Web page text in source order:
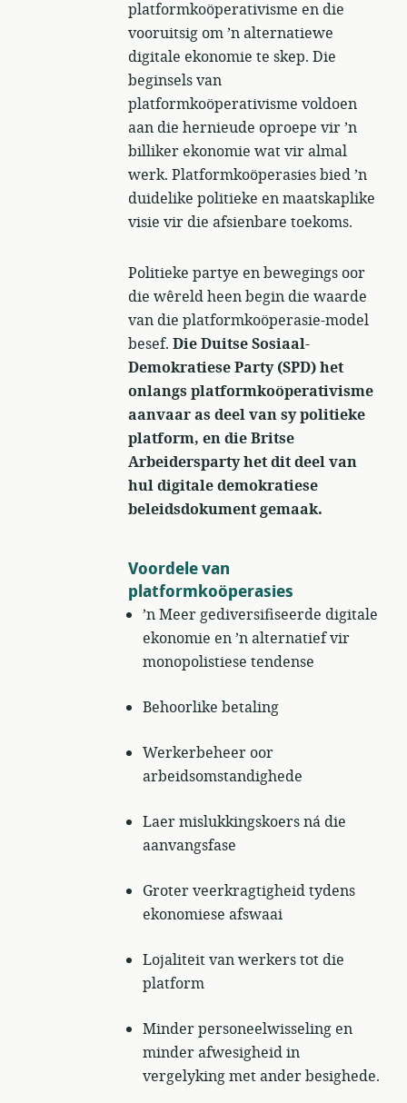
platformkoöperativisme en die
vooruitsig om ’n alternatiewe
digitale ekonomie te skep. Die
beginsels van
platformkoöperativisme voldoen
aan die hernieude oproepe vir ’n
billiker ekonomie wat vir almal
werk. Platformkoöperasies bied ’n
duidelike politieke en maatskaplike
visie vir die afsienbare toekoms.
Politieke partye en bewegings oor
die wêreld heen begin die waarde
van die platformkoöperasie-model
besef. Die Duitse Sosiaal-
Demokratiese Party (SPD) het
onlangs platformkoöperativisme
aanvaar as deel van sy politieke
platform, en die Britse
Arbeidersparty het dit deel van
hul digitale demokratiese
beleidsdokument gemaak.
Voordele van
platformkoöperasies
’n Meer gediversifiseerde digitale
ekonomie en ’n alternatief vir
monopolistiese tendense
Behoorlike betaling
Werkerbeheer oor
arbeidsomstandighede
Laer mislukkingskoers ná die
aanvangsfase
Groter veerkragtigheid tydens
ekonomiese afswaai
Lojaliteit van werkers tot die
platform
Minder personeelwisseling en
minder afwesigheid in
vergelyking met ander besighede.